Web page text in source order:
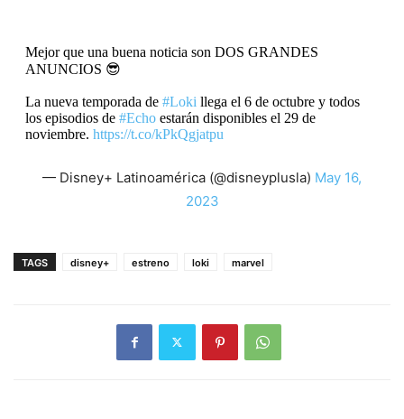
Mejor que una buena noticia son DOS GRANDES
ANUNCIOS 😎
La nueva temporada de #Loki llega el 6 de octubre y todos
los episodios de #Echoestarán disponibles el 29 de
noviembre. https://t.co/kPkQgjatpu
— Disney+ Latinoamérica (@disneyplusla) May 16,
2023
TAGS disney+ estreno loki marvel